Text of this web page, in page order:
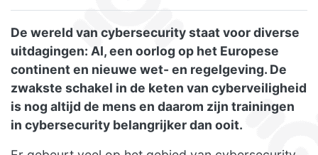
De wereld van cybersecurity staat voor diverse
uitdagingen: AI, een oorlog op het Europese
continent en nieuwe wet- en regelgeving. De
zwakste schakel in de keten van cyberveiligheid
is nog altijd de mens en daarom zijn trainingen
in cybersecurity belangrijker dan ooit.